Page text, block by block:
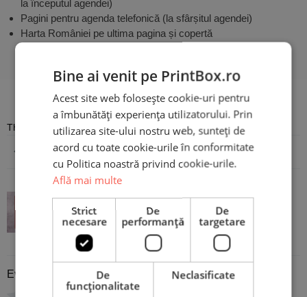
la începutul agendei)
Pagini pentru agenda telefonică (la sfârșitul agendei)
Harta României pe ultima pagina și copertă
Recenzii
There are no reviews yet
Adaugă o recenzie
Agendă Personalizată – Lashes
Technician
Evaluare
Bine ai venit pe PrintBox.ro
Acest site web folosește cookie-uri pentru
a îmbunătăți experiența utilizatorului. Prin
utilizarea site-ului nostru web, sunteți de
acord cu toate cookie-urile în conformitate
cu Politica noastră privind cookie-urile.
Află mai multe
Strict
necesare
De
performanță
De
targetare
De
funcţionalitate
Neclasificate